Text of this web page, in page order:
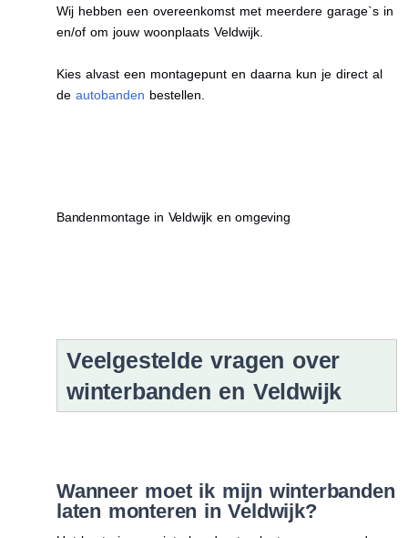
Wij hebben een overeenkomst met meerdere garage`s in
en/of om jouw woonplaats Veldwijk.
Kies alvast een montagepunt en daarna kun je direct al
de autobanden bestellen.
Bandenmontage in Veldwijk en omgeving
Veelgestelde vragen over
winterbanden en Veldwijk
Wanneer moet ik mijn winterbanden
laten monteren in Veldwijk?